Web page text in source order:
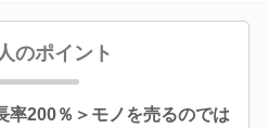
のポイント
率200％＞モノを売るのでは